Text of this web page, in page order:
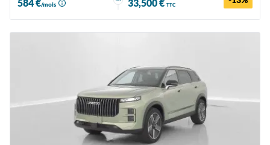
584 €/mois 33,500 € TTC